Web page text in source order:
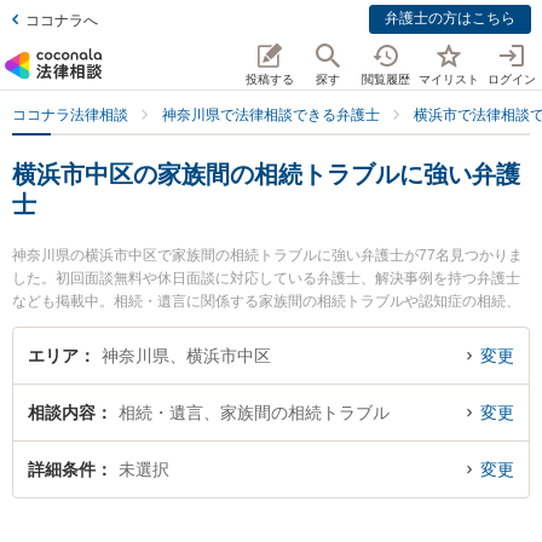
ココナラへ 弁護士の方はこちら
投稿する 探す 閲覧履歴 マイリスト ログイン
ココナラ法律相談 神奈川県で法律相談できる弁護士 横浜市で法律相談
横浜市中区の家族間の相続トラブルに強い弁護
士
神奈川県の横浜市中区で家族間の相続トラブルに強い弁護士が77名見つかりま
した。初回面談無料や休日面談に対応している弁護士、解決事例を持つ弁護士
なども掲載中。相続・遺言に関係する家族間の相続トラブルや認知症の相続、
遺産分割等の細かな分野での絞り込み検索もでき便利です。特に手塚・伊藤・
平井法律事務所の伊藤 真哉弁護士や手塚・伊藤・平井法律事務所の平井 佑治弁
続トラブルのトラブルを今すぐに弁護士に相談したい』『家族間の相続トラブ
ルのトラブル解決の実績豊富な近くの弁護士を検索したい』『初回相談無料で
家族間の相続トラブルを法律相談できる横浜市中区内の弁護士に相談予約した
エリア 神奈川県、横浜市中区 変更
相談内容 相続・遺言、家族間の相続トラブル 変更
詳細条件 未選択 変更